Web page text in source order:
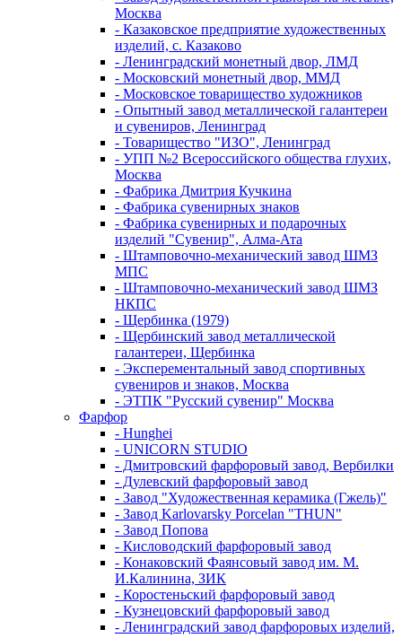
Москва
- Казаковское предприятие художественных
изделий, с. Казаково
- Ленинградский монетный двор, ЛМД
- Московский монетный двор, ММД
- Московское товарищество художников
- Опытный завод металлической галантереи
и сувениров, Ленинград
- Товарищество "ИЗО", Ленинград
- УПП №2 Всероссийского общества глухих,
Москва
- Фабрика Дмитрия Кучкина
- Фабрика сувенирных знаков
- Фабрика сувенирных и подарочных
изделий "Сувенир", Алма-Ата
- Штамповочно-механический завод ШМЗ
МПС
- Штамповочно-механический завод ШМЗ
НКПС
- Щербинка (1979)
- Щербинский завод металлической
галантереи, Щербинка
- Эксперементальный завод спортивных
сувениров и знаков, Москва
- ЭТПК "Русский сувенир" Москва
Фарфор
- Hunghei
- UNICORN STUDIO
- Дмитровский фарфоровый завод, Вербилки
- Дулевский фарфоровый завод
- Завод "Художественная керамика (Гжель)"
- Завод Karlovarsky Porcelan "THUN"
- Завод Попова
- Кисловодский фарфоровый завод
- Конаковский Фаянсовый завод им. М.
И.Калинина, ЗИК
- Коростеньский фарфоровый завод
- Кузнецовский фарфоровый завод
- Ленинградский завод фарфоровых изделий,